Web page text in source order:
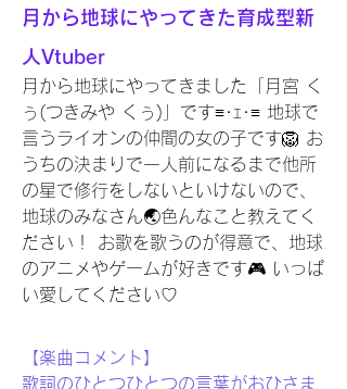
月から地球にやってきた育成型新
人Vtuber
月から地球にやってきました「月宮 く
ぅ(つきみや くぅ)」です≡･ｪ･≡ 地球で
言うライオンの仲間の女の子です🦁 お
うちの決まりで一人前になるまで他所
の星で修行をしないといけないので、
地球のみなさん🌏色んなこと教えてく
ださい！ お歌を歌うのが得意で、地球
のアニメやゲームが好きです🎮 いっぱ
い愛してください♡
【楽曲コメント】
歌詞のひとつひとつの言葉がおひさま